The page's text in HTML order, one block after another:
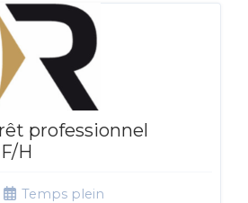
professionnel
H
Temps plein